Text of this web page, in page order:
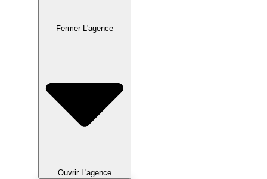
Fermer L'agence
Ouvrir L'agence